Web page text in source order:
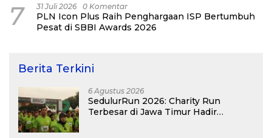
7 31 Juli 2026 0 Komentar
PLN Icon Plus Raih Penghargaan ISP Bertumbuh
Pesat di SBBI Awards 2026
Berita Terkini
6 Agustus 2026
SedulurRun 2026: Charity Run
Terbesar di Jawa Timur Hadir